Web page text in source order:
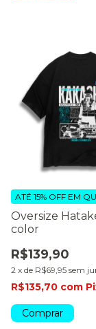
Oversize
color
R$139,90
2 x de R$69,95 sem
ATÉ 15% OFF EM
R$135,70 com
Comprar